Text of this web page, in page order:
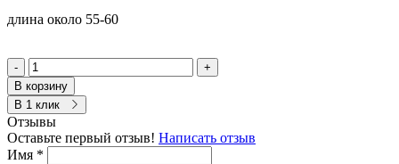
длина около 55-60
-
+
В корзину
В 1 клик
Отзывы
Оставьте первый отзыв! Написать отзыв
Имя *